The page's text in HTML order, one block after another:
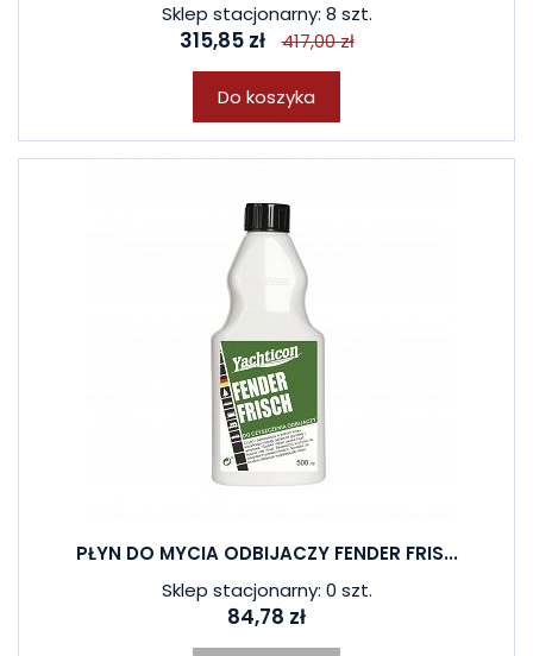
Sklep stacjonarny: 8 szt.
315,85 zł 417,00 zł
Do koszyka
PŁYN DO MYCIA ODBIJACZY FENDER FRIS...
Sklep stacjonarny: 0 szt.
84,78 zł